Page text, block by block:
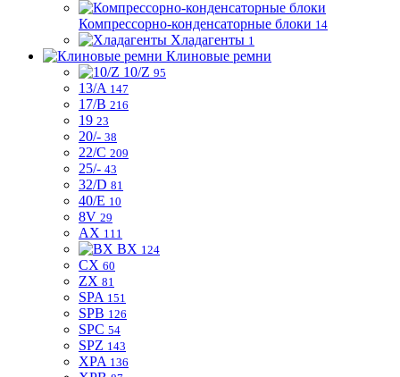
Компрессорно-конденсаторные блоки 14
Хладагенты 1
Клиновые ремни
10/Z 95
13/A 147
17/B 216
19 23
20/- 38
22/C 209
25/- 43
32/D 81
40/E 10
8V 29
AX 111
BX 124
CX 60
ZX 81
SPA 151
SPB 126
SPC 54
SPZ 143
XPA 136